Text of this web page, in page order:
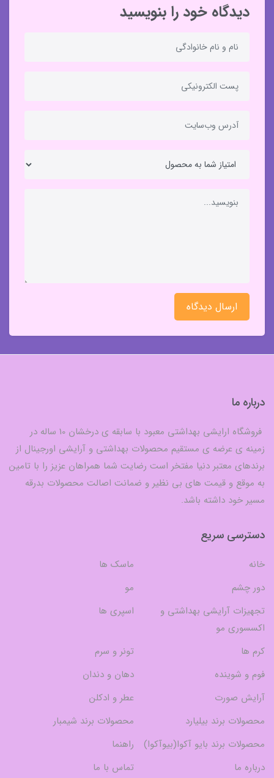
دیدگاه خود را بنویسید
ارسال دیدگاه
درباره ما
فروشگاه ارایشی بهداشتی معبود با سابقه ی درخشان 10 ساله در
زمینه ی عرضه ی مستقیم محصولات بهداشتی و آرایشی اورجینال از
برندهای معتبر دنیا مفتخر است رضایت شما همراهان عزیز را با تامین
به موقع و قیمت های بی نظیر و ضمانت اصالت محصولات بدرقه
مسیر خود داشته باشد.
دسترسی سریع
خانه
ماسک ها
دور چشم
مو
تجهیزات آرایشی بهداشتی و
اکسسوری مو
اسپری ها
کرم ها
تونر و سرم
فوم و شوینده
دهان و دندان
آرایش صورت
عطر و ادکلن
محصولات برند بیلیارد
محصولات برند شیمبار
محصولات برند بایو آکوا(بیوآکوا)
راهنما
درباره ما
تماس با ما